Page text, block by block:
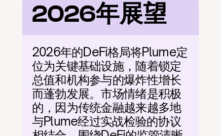
2026年展望
2026年的DeFi格局将Plume定
位为关键基础设施，随着锁定
总值和机构参与的爆炸性增长
而蓬勃发展。市场情绪是积极
的，因为传统金融越来越多地
与Plume经过实战检验的协议